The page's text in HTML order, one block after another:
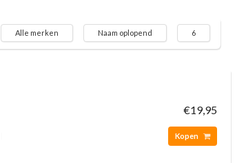
Alle merken Naam oplopend 6
€19,95
Kopen